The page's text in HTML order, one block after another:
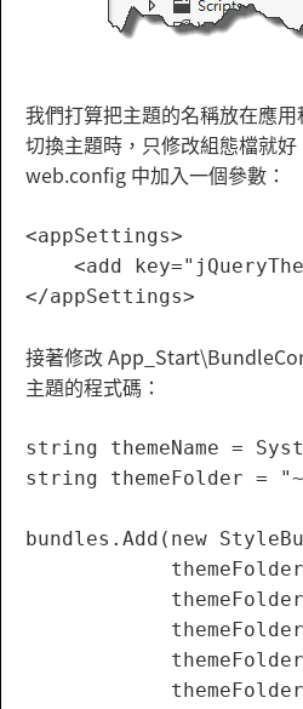
我們打算把主題的名稱放在應
切換主題時，只修改組態檔就
web.config 中加入一個參數：
<appSettings>
<add
接著修改
主題的程式碼：
string themeName =
string themeFolder =
bundles.Add(new